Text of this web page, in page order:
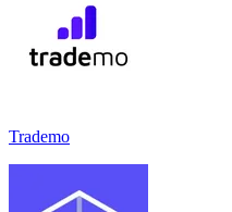
Trademo